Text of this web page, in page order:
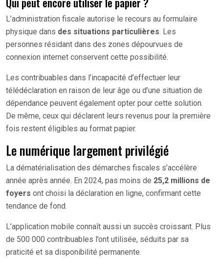
L’administration fiscale autorise le recours au formulaire
physique dans des situations particulières. Les
personnes résidant dans des zones dépourvues de
connexion internet conservent cette possibilité.
Les contribuables dans l’incapacité d’effectuer leur
télédéclaration en raison de leur âge ou d’une situation de
dépendance peuvent également opter pour cette solution.
De même, ceux qui déclarent leurs revenus pour la première
fois restent éligibles au format papier.
Le numérique largement privilégié
La dématérialisation des démarches fiscales s’accélère
année après année. En 2024, pas moins de 25,2 millions de
foyers ont choisi la déclaration en ligne, confirmant cette
tendance de fond.
L’application mobile connaît aussi un succès croissant. Plus
de 500 000 contribuables l’ont utilisée, séduits par sa
praticité et sa disponibilité permanente.